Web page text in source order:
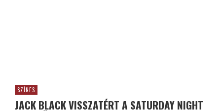
SZÍNES
JACK BLACK VISSZATÉRT A SATURDAY NIGHT